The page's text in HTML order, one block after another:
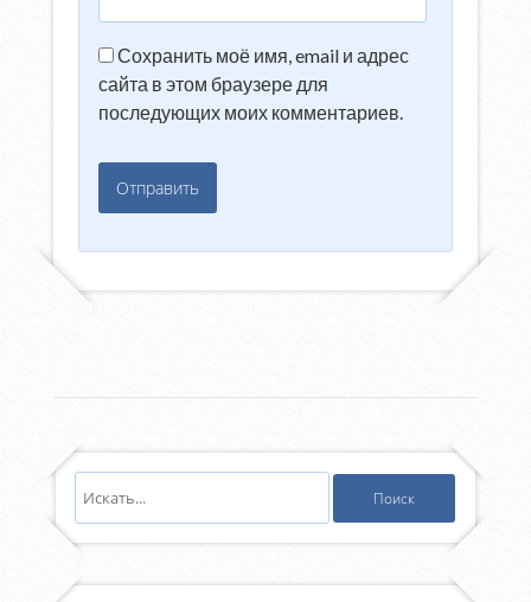
Сохранить моё имя, email и адрес
сайта в этом браузере для
последующих моих комментариев.